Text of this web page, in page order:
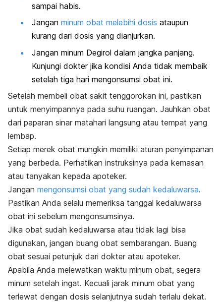
sampai habis.
Jangan minum obat melebihi dosis ataupun
kurang dari dosis yang dianjurkan.
Jangan minum Degirol dalam jangka panjang.
Kunjungi dokter jika kondisi Anda tidak membaik
setelah tiga hari mengonsumsi obat ini.
Setelah membeli obat sakit tenggorokan ini, pastikan
untuk menyimpannya pada suhu ruangan. Jauhkan obat
dari paparan sinar matahari langsung atau tempat yang
lembap.
Setiap merek obat mungkin memiliki aturan penyimpanan
yang berbeda. Perhatikan instruksinya pada kemasan
atau tanyakan kepada apoteker.
Jangan mengonsumsi obat yang sudah kedaluwarsa.
Pastikan Anda selalu memeriksa tanggal kedaluwarsa
obat ini sebelum mengonsumsinya.
Jika obat sudah kedaluwarsa atau tidak lagi bisa
digunakan, jangan buang obat sembarangan. Buang
obat sesuai petunjuk dari dokter atau apoteker.
Apabila Anda melewatkan waktu minum obat, segera
minum setelah ingat. Kecuali jarak minum obat yang
terlewat dengan dosis selanjutnya sudah terlalu dekat.